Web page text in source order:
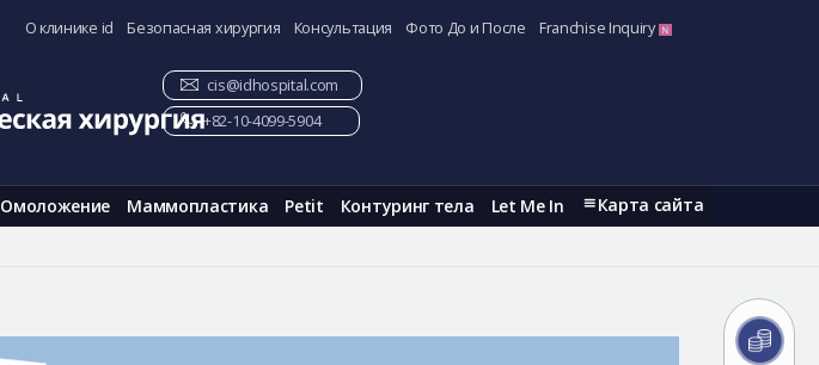
О клинике id Безопасная хирургия Консультация Фото До и После Franchise Inquiry
Омоложение Маммопластика Petit Контуринг тела Let Me In Карта сайта
cis@idhospital.com
+82-10-4099-5904